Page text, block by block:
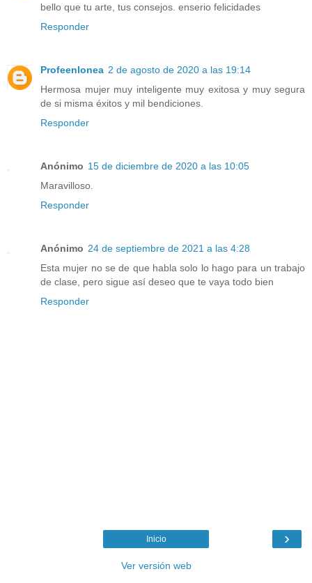
bello que tu arte, tus consejos. enserio felicidades
Responder
Profeenlonea 2 de agosto de 2020 a las 19:14
Hermosa mujer muy inteligente muy exitosa y muy segura
de si misma éxitos y mil bendiciones.
Responder
Anónimo 15 de diciembre de 2020 a las 10:05
Maravilloso.
Responder
Anónimo 24 de septiembre de 2021 a las 4:28
Esta mujer no se de que habla solo lo hago para un trabajo
de clase, pero sigue así deseo que te vaya todo bien
Responder
›
Inicio
Ver versión web